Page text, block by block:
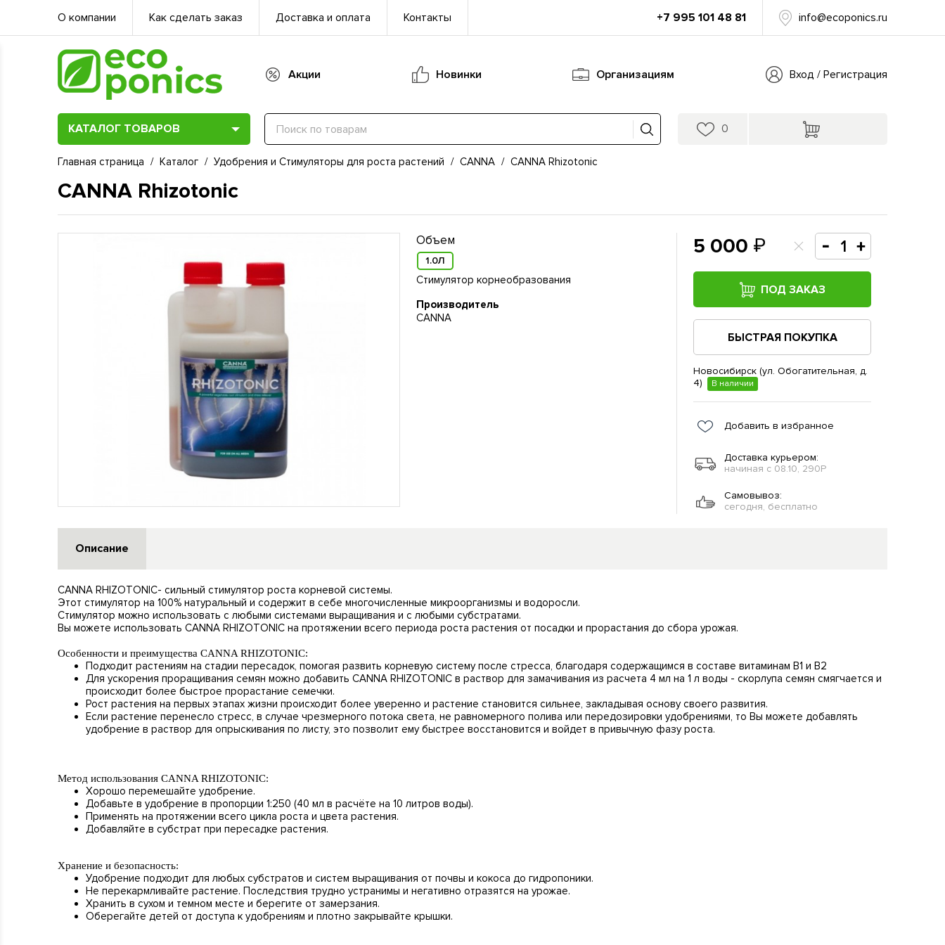
О компании Как сделать заказ Доставка и оплата Контакты +7 995 101 48 81 info@ecoponics.ru
Акции Новинки Организациям Вход / Регистрация
КАТАЛОГ ТОВАРОВ 0
Главная страница / Каталог / Удобрения и Стимуляторы для роста растений / CANNA / CANNA Rhizotonic
CANNA Rhizotonic
Объем
1.0Л
Стимулятор корнеобразования
Производитель
СANNA
5 000
ПОД ЗАКАЗ
БЫСТРАЯ ПОКУПКА
Новосибирск (ул. Обогатительная, д.
4)
В наличии
Добавить в избранное
Доставка курьером:
начиная с 08.10, 290Р
Самовывоз:
сегодня, бесплатно
Описание
CANNA RHIZOTONIC- сильный стимулятор роста корневой системы.
Этот стимулятор на 100% натуральный и содержит в себе многочисленные микроорганизмы и водоросли.
Стимулятор можно использовать с любыми системами выращивания и с любыми субстратами.
Вы можете использовать CANNA RHIZOTONIC на протяжении всего периода роста растения от посадки и прорастания до сбора урожая.
Особенности и преимущества CANNA RHIZOTONIC:
Подходит растениям на стадии пересадок, помогая развить корневую систему после стресса, благодаря содержащимся в составе витаминам B1 и B2
Для ускорения проращивания семян можно добавить CANNA RHIZOTONIC в раствор для замачивания из расчета 4 мл на 1 л воды - скорлупа семян смягчается и
происходит более быстрое прорастание семечки.
Рост растения на первых этапах жизни происходит более уверенно и растение становится сильнее, закладывая основу своего развития.
Если растение перенесло стресс, в случае чрезмерного потока света, не равномерного полива или передозировки удобрениями, то Вы можете добавлять
удобрение в раствор для опрыскивания по листу, это позволит ему быстрее восстановится и войдет в привычную фазу роста.
Метод использования CANNA RHIZOTONIC:
Хорошо перемешайте удобрение.
Добавьте в удобрение в пропорции 1:250 (40 мл в расчёте на 10 литров воды).
Применять на протяжении всего цикла роста и цвета растения.
Добавляйте в субстрат при пересадке растения.
Хранение и безопасность:
Удобрение подходит для любых субстратов и систем выращивания от почвы и кокоса до гидропоники.
Не перекармливайте растение. Последствия трудно устранимы и негативно отразятся на урожае.
Хранить в сухом и темном месте и берегите от замерзания.
Оберегайте детей от доступа к удобрениям и плотно закрывайте крышки.